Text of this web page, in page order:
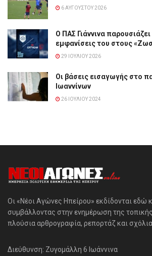
6 ΑΥΓΟΎΣΤΟΥ 2026
Ο ΠΑΣ Γιάννινα παρουσιάζει
εμφανίσεις του στους
29 ΙΟΥΛΊΟΥ 2026
Οι βάσεις εισαγωγής στο
Ιωαννίνων
26 ΙΟΥΛΊΟΥ 2024
Οι «Νέοι Αγώνες Ηπείρου» εκδίδονται εδώ
συμβάλλοντας στην ενημέρωση της
πλούσια αρθρογραφία, ρεπορτάζ και
Διεύθυνση: Ζυγομάλλη 6 Ιωάννινα